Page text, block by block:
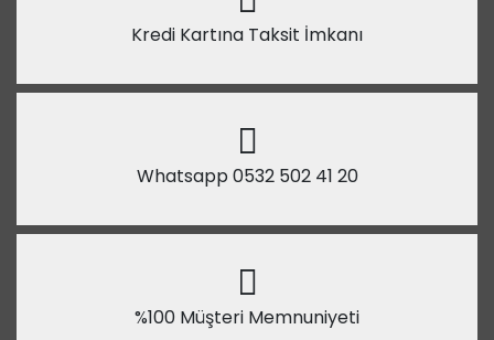
Kredi Kartına Taksit İmkanı
Whatsapp 0532 502 41 20
%100 Müşteri Memnuniyeti